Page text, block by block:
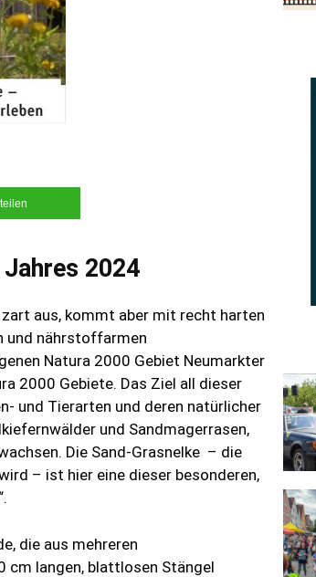
teilen
2024
aus, kommt aber mit recht harten
und nährstoffarmen
Natura 2000 Gebiet Neumarkter
2000 Gebiete. Das Ziel all dieser
und Tierarten und deren natürlicher
und Sandmagerrasen,
Die Sand-Grasnelke – die
– ist hier eine dieser besonderen,
die aus mehreren
cm langen, blattlosen Stängel